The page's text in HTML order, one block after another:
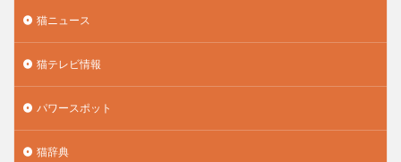
猫ニュース
猫テレビ情報
パワースポット
猫辞典